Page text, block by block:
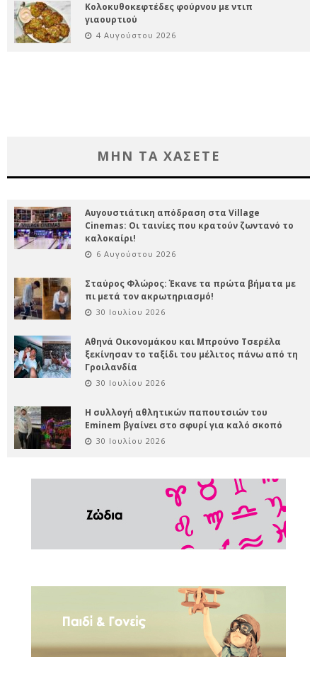
Κολοκυθοκεφτέδες φούρνου με ντιπ
γιαουρτιού
4 Αυγούστου 2026
ΜΗΝ ΤΑ ΧΑΣΕΤΕ
Αυγουστιάτικη απόδραση στα Village
Cinemas: Οι ταινίες που κρατούν ζωντανό το
καλοκαίρι!
6 Αυγούστου 2026
Σταύρος Φλώρος: Έκανε τα πρώτα βήματα με
πι μετά τον ακρωτηριασμό!
30 Ιουλίου 2026
Αθηνά Οικονομάκου και Μπρούνο Τσερέλα
ξεκίνησαν το ταξίδι του μέλιτος πάνω από τη
Γροιλανδία
30 Ιουλίου 2026
Η συλλογή αθλητικών παπουτσιών του
Eminem βγαίνει στο σφυρί για καλό σκοπό
30 Ιουλίου 2026